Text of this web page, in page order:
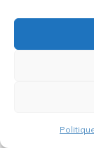
Pour du
3050/4050 ou
choisir